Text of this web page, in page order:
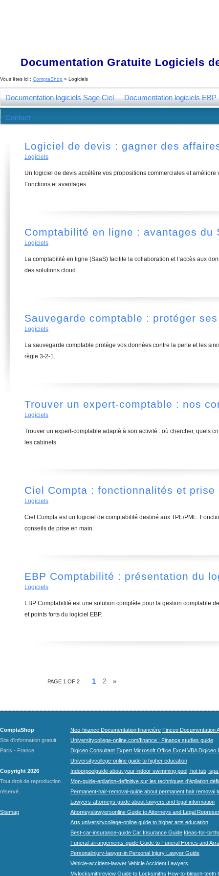
Documentation Gratuite Logiciels
Vous êtes ici : ComptaShop » Logiciels
Documentation logiciels Sage Ciel Documentation logiciels EBP
Contact
Logiciel de devis : gagner des
Logiciels
Un logiciel de devis accélère vos propositions commerciales et améliore
Fonctions et avantages.
Comptabilité en ligne : avantages du
Logiciels
La comptabilité en ligne (SaaS) facilite la collaboration et l’accès aux
des solutions cloud.
Sauvegarde comptable : protéger
Logiciels
La sauvegarde comptable protège vos données contre la perte et les
règle 3-2-1.
Trouver un expert-comptable : nos
Logiciels
Trouver un expert-comptable adapté à son activité : où chercher, quels
les cabinets.
Ciel Compta : fonctionnalités et prise
Logiciels
Ciel Compta est un logiciel de comptabilité destiné aux TPE/PME.
conseils de prise en main.
EBP Comptabilité : présentation du
Logiciels
EBP Comptabilité est une solution complète pour la gestion comptable
et points forts du logiciel EBP.
PAGE 1 OF 2 1 2 »
ComptaShop
Site d'information gratuit
Paris - France
Copyright 2026
Tout droit de reproduction
réservé.
Sitemap
Neo-finance Documentation financière Finceo Documentation
Universitycollege-online.com/finance : Finance studies guide
Digiceo Consultant Expert Microsoft Office Excel VBA Digiceo
Universitycollege-online guide to higher education
Indoorpoolguide about your indoor swimming pool, hot tub,
Mon-guide-epilation-definitive sur les techniques d'épilation
Permanent-hair-removal-guide about permanent hair removal
Lawyers-attorneys-guide about lawyers and legal information
Attorneyslawyersonline Guide to Attorneys and Legal
Arts.universitycollege-online guide to higher arts education
Best-car-insurance-guide Car Insurance Guide Ideas-for-
Funeral-arrangements-guide Guide to Funeral Homes and
Personalinjury-lawyer-in Personal Injury Lawyer Guide
Vehicle-accident-lawyer Vehicle Accident Lawyers
Mylocksmithreview Guide to Locksmiths How-to-bleach-teeth